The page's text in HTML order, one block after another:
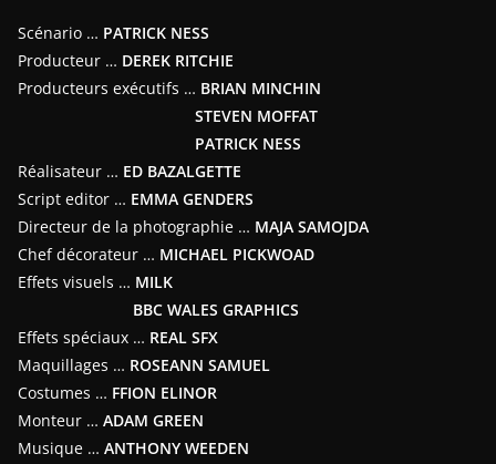
Scénario … PATRICK NESS
Producteur … DEREK RITCHIE
Producteurs exécutifs … BRIAN MINCHIN
STEVEN MOFFAT
PATRICK NESS
Réalisateur … ED BAZALGETTE
Script editor … EMMA GENDERS
Directeur de la photographie … MAJA SAMOJDA
Chef décorateur … MICHAEL PICKWOAD
Effets visuels … MILK
BBC WALES GRAPHICS
Effets spéciaux … REAL SFX
Maquillages … ROSEANN SAMUEL
Costumes … FFION ELINOR
Monteur … ADAM GREEN
Musique … ANTHONY WEEDEN